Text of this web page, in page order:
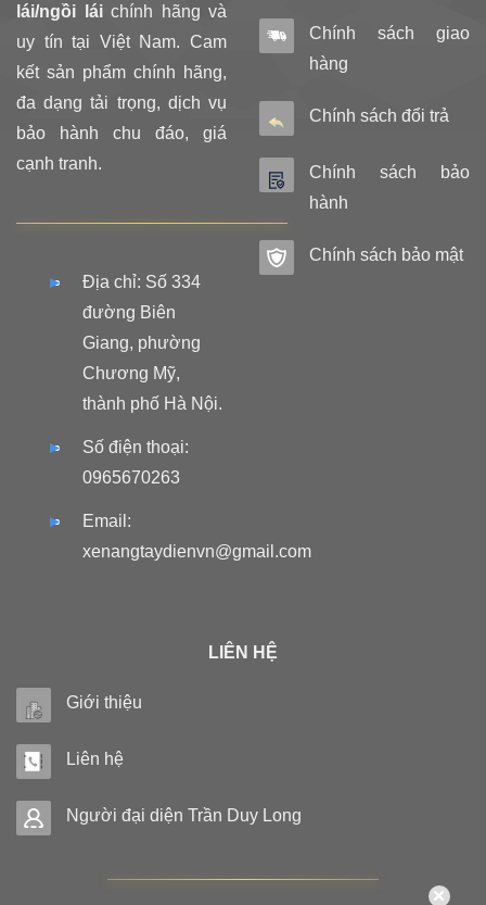
lái/ngồi láichính hãng và
uy tín tại Việt Nam. Cam
kết sản phẩm chính hãng,
đa dạng tải trọng, dịch vụ
bảo hành chu đáo, giá
cạnh tranh.
Địa chỉ: Số 334
đường Biên
Giang, phường
Chương Mỹ,
thành phố Hà Nội.
Số điện thoại:
0965670263
Email:
xenangtaydienvn@gmail.com
Chính sách giao
hàng
Chính sách đổi trả
Chính sách bảo
hành
Chính sách bảo mật
LIÊN HỆ
Giới thiệu
Liên hệ
Người đại diện Trần Duy Long